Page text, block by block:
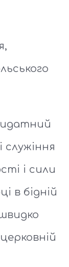
служіння
і сили
в бідній